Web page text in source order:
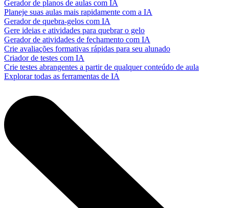
Gerador de planos de aulas com IA
Planeje suas aulas mais rapidamente com a IA
Gerador de quebra-gelos com IA
Gere ideias e atividades para quebrar o gelo
Gerador de atividades de fechamento com IA
Crie avaliações formativas rápidas para seu alunado
Criador de testes com IA
Crie testes abrangentes a partir de qualquer conteúdo de aula
Explorar todas as ferramentas de IA